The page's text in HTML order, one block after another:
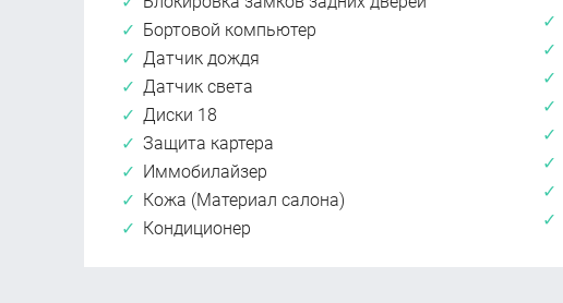
Бортовой компьютер
Датчик дождя
Датчик света
Диски 18
Защита картера
Иммобилайзер
Кожа (Материал салона)
Кондиционер